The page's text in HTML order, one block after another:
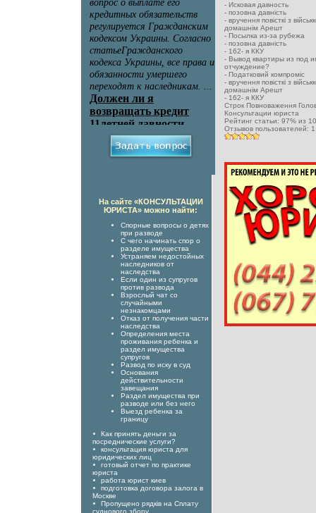
- Исковая давность
- позовна давність
- вручення повісткі з
домашнім Арешт
- Посылка из-за рубежа
- позовна давність
- 162- я ККУ
- Вывод квартиры из под
отчуждение?
- Податковий компроміс
- вручення повісткі з
домашнім Арешт
- 162- я ККУ
Строк Повноваження
Консультации юриста
Рейтинг статьи: 97% из
Отзывов пользователей: 1
На сайте «КОНСУЛЬТАЦИИ
ЮРИСТА» можно найти:
Спорные вопросы о детях
при разводе
С чего начинать спор о
разделе имущества
Устраняем недостойных
наследников от
наследства
Если один из супругов
против развода
Взрослый чат со
случайными
незнакомцами
Отказ от получения части
наследства
Определения места
проживания ребенка и
раздел имущества
супругов
Развод по иску в суд
Основания
действительности
завещания
Раздел имущества при
разводе или без него
Выезд ребенка за
границу
Как принять деньги за
посреднические услуги?
консультация юриста для
юридических лиц
готовый отчет по практике
юриста
работа юрист киев
подготовка договора залога в
Москве
Пропущено рядків на Сплату
суднового збору